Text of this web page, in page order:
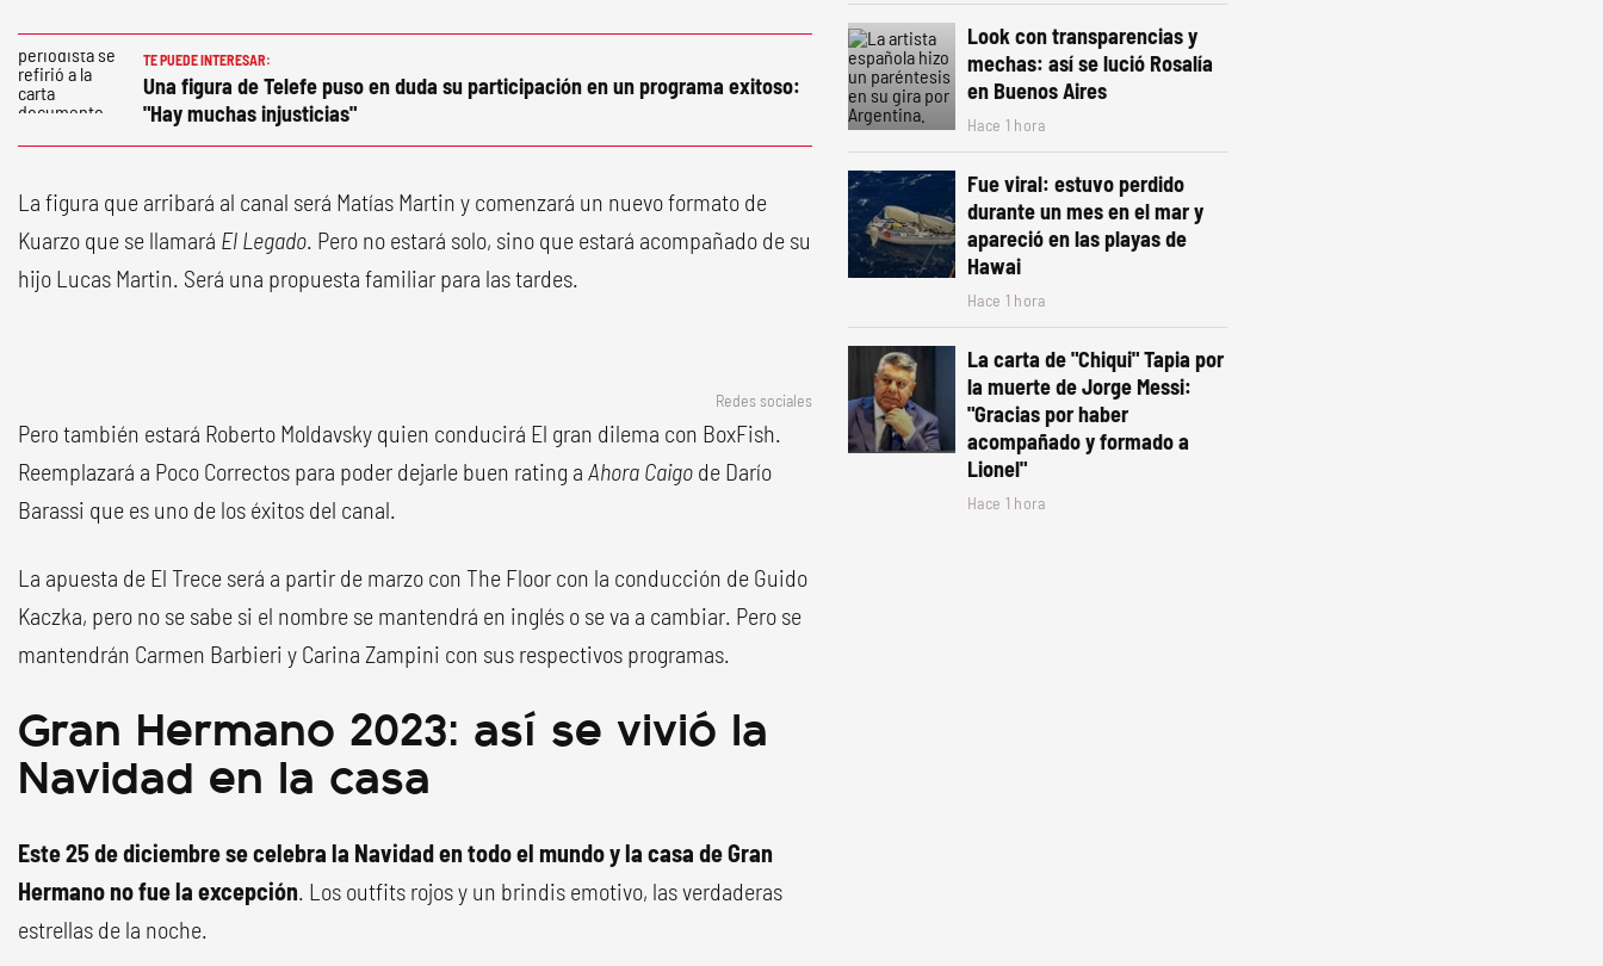
TE PUEDE INTERESAR:
Una figura de Telefe puso en duda su participación en un programa exitoso:
"Hay muchas injusticias"
La figura que arribará al canal será Matías Martin y comenzará un nuevo formato de
Kuarzo que se llamará El Legado. Pero no estará solo, sino que estará acompañado de su
hijo Lucas Martin. Será una propuesta familiar para las tardes.
Redes sociales
Pero también estará Roberto Moldavsky quien conducirá El gran dilema con BoxFish.
Reemplazará a Poco Correctos para poder dejarle buen rating a Ahora Caigo de Darío
Barassi que es uno de los éxitos del canal.
La apuesta de El Trece será a partir de marzo con The Floor con la conducción de Guido
Kaczka, pero no se sabe si el nombre se mantendrá en inglés o se va a cambiar. Pero se
mantendrán Carmen Barbieri y Carina Zampini con sus respectivos programas.
Gran Hermano 2023: así se vivió la
Navidad en la casa
Este 25 de diciembre se celebra la Navidad en todo el mundo y la casa de Gran
Hermano no fue la excepción. Los outfits rojos y un brindis emotivo, las verdaderas
estrellas de la noche.
Look con transparencias y
mechas: así se lució Rosalía
en Buenos Aires
Hace 1 hora
Fue viral: estuvo perdido
durante un mes en el mar y
apareció en las playas de
Hawai
Hace 1 hora
La carta de "Chiqui" Tapia por
la muerte de Jorge Messi:
"Gracias por haber
acompañado y formado a
Lionel"
Hace 1 hora